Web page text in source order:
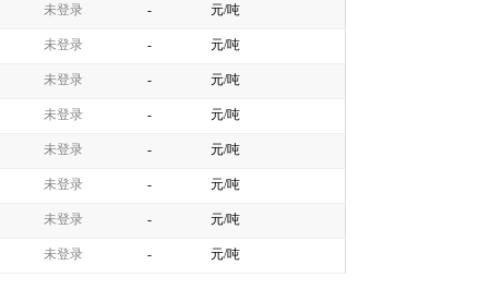
未登录 - 元/吨
未登录 - 元/吨
未登录 - 元/吨
未登录 - 元/吨
未登录 - 元/吨
未登录 - 元/吨
未登录 - 元/吨
未登录 - 元/吨